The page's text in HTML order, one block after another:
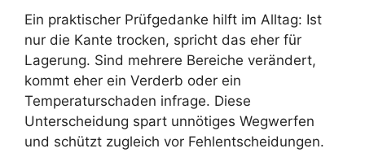
Ein praktischer Prüfgedanke hilft im Alltag: Ist
nur die Kante trocken, spricht das eher für
Lagerung. Sind mehrere Bereiche verändert,
kommt eher ein Verderb oder ein
Temperaturschaden infrage. Diese
Unterscheidung spart unnötiges Wegwerfen
und schützt zugleich vor Fehlentscheidungen.